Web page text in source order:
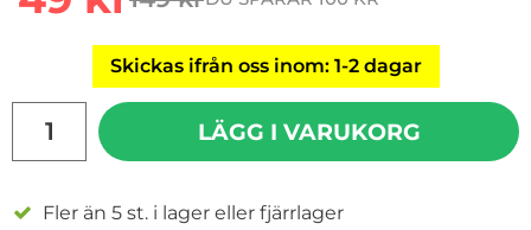
tidigare pris
Skickas ifrån oss inom: 1-2 dagar
LÄGG I VARUKORG
Fler än 5 st. i lager eller fjärrlager